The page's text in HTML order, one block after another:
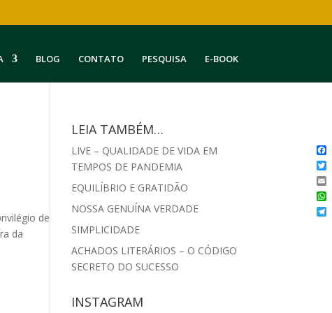
BLOG CONTATO PESQUISA E-BOOK
de
da
LEIA TAMBÉM…
LIVE – QUALIDADE DE VIDA EM
TEMPOS DE PANDEMIA
EQUILÍBRIO E GRATIDÃO
NOSSA GENUÍNA VERDADE
SIMPLICIDADE
ACHADOS LITERÁRIOS – O CÓDIGO
SECRETO DO SUCESSO
INSTAGRAM